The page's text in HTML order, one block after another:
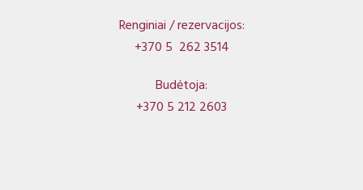
Renginiai / rezervacijos:
+370 5 262 3514
Budėtoja:
+370 5 212 2603